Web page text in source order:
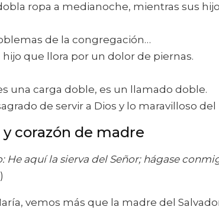
ropa a medianoche, mientras sus
de la congregación…
que llora por un dolor de piernas.
una carga doble, es un llamado doble.
de servir a Dios y lo maravilloso del
y corazón de madre
He aquí la sierva del Señor; hágase
vemos más que la madre del